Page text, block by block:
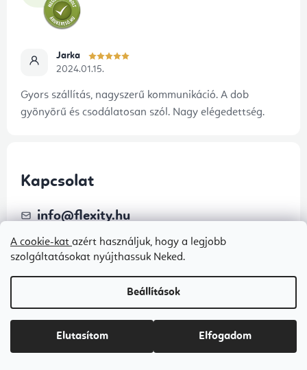
A cookie-kat azért használjuk, hogy a legjobb
szolgáltatásokat nyújthassuk Neked.
Beállítások
Elutasítom Elfogadom
Jarka
2024.01.15.
Gyors szállítás, nagyszerű kommunikáció. A dob
gyönyörű és csodálatosan szól. Nagy elégedettség.
Kapcsolat
info@flexity.hu
+3680088457